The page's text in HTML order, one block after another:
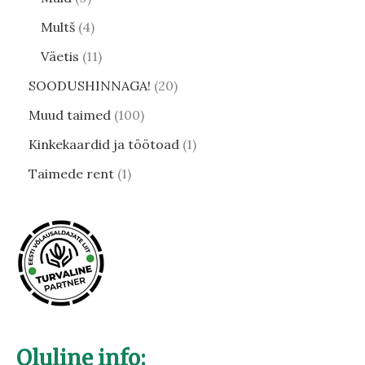
Multš 4
Väetis 11
SOODUSHINNAGA! 20
Muud taimed 100
Kinkekaardid ja töötoad 1
Taimede rent 1
Oluline info: